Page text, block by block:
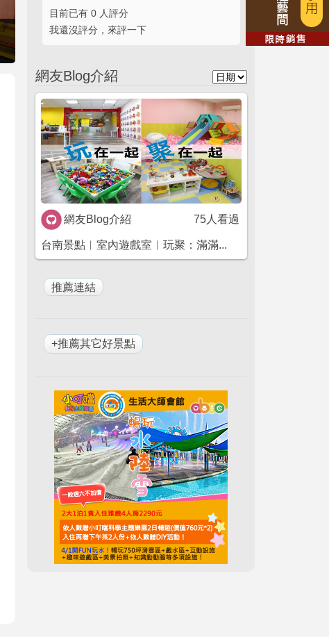
目前已有 0 人評分
我還沒評分，來評一下
網友Blog介紹
網友Blog介紹 75人看過
台南景點︱室內遊戲室︱玩聚：滿滿...
+推薦其它好景點